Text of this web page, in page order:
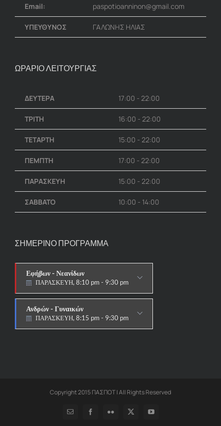
Email: paspotioanninon@gmail.com
ΥΠΕΥΘΥΝΟΣ ΓΑΛΩΝΗΣ ΗΛΙΑΣ
ΩΡΑΡΙΟ ΛΕΙΤΟΥΡΓΙΑΣ
ΔΕΥΤΕΡΑ 17:00 - 22:00
ΤΡΙΤΗ 16:00 - 22:00
ΤΕΤΑΡΤΗ 15:00 - 22:00
ΠΕΜΠΤΗ 17:00 - 22:00
ΠΑΡΑΣΚΕΥΗ 15:00 - 22:00
ΣΑΒΒΑΤΟ 10:00 - 14:00
ΣΗΜΕΡΙΝΟ ΠΡΟΓΡΑΜΜΑ
Εφήβων - Νεανίδων
ΠΑΡΑΣΚΕΥΗ, 8:10 pm - 9:30 pm
Ανδρών - Γυναικών
ΠΑΡΑΣΚΕΥΗ, 8:15 pm - 9:30 pm
Copyright 2015 ΠΑΣΠΟΤ | All Rights Reserved
Email FacebookFlickr X YouTube